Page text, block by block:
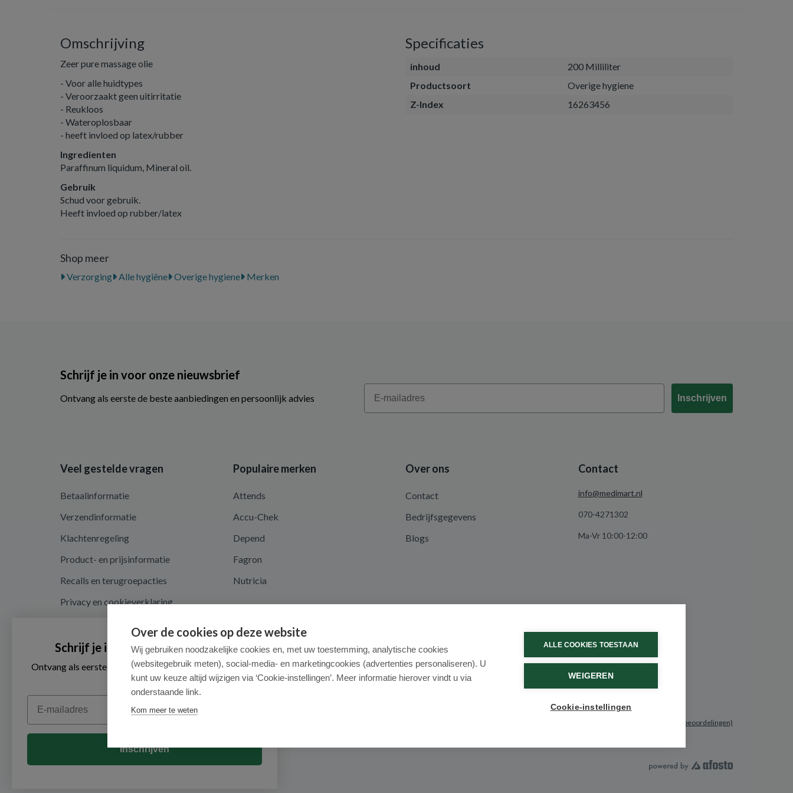
Omschrijving
Zeer pure massage olie
- Voor alle huidtypes
- Veroorzaakt geen uitirritatie
- Reukloos
- Wateroplosbaar
- heeft invloed op latex/rubber
Ingredienten
Paraffinum liquidum, Mineral oil.
Gebruik
Schud voor gebruik.
Heeft invloed op rubber/latex
Specificaties
inhoud
200 Milliliter
Productsoort
Overige hygiene
Z-Index
16263456
Shop meer
Verzorging Alle hygiëne Overige hygiene Merken
Schrijf je in voor onze nieuwsbrief
Ontvang als eerste de beste aanbiedingen en persoonlijk advies
Email
Inschrijven
Veel gestelde vragen
Betaalinformatie
Verzendinformatie
Klachtenregeling
Product- en prijsinformatie
Recalls en terugroepacties
Privacy en cookieverklaring
Algemene voorwaarden
Herroepingsrecht en retouren
Populaire merken
Attends
Accu-Chek
Depend
Fagron
Nutricia
Over ons
Contact
Bedrijfsgegevens
Blogs
Contact
info@medimart.nl
070-4271302
Ma-Vr 10:00-12:00
(531 beoordelingen)
© 2026 - Medimart.nl.
Over de cookies op deze website
Wij gebruiken noodzakelijke cookies en, met uw toestemming, analytische cookies
(websitegebruik meten), social-media- en marketingcookies (advertenties personaliseren). U
kunt uw keuze altijd wijzigen via ‘Cookie-instellingen’. Meer informatie hierover vindt u via
onderstaande link.
Kom meer te weten
ALLE COOKIES TOESTAAN
WEIGEREN
Cookie-instellingen
Schrijf je in voor onze nieuwsbrief
Ontvang als eerste de beste aanbiedingen en persoonlijk
advies
Email
Inschrijven